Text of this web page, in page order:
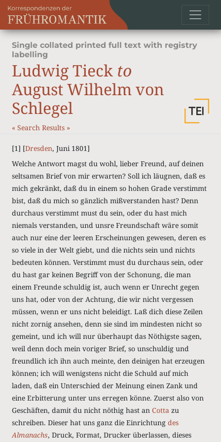
Single collated printed full text with registry
labelling
Ludwig Tieck to
August Wilhelm von
Schlegel
« Search Results »
[1] [Dresden, Juni 1801]
Welche Antwort magst du wohl, lieber Freund, auf deinen
seltsamen Brief von mir erwarten? Soll ich läugnen, daß es
mich gekränkt, daß du in einem so hohen Grade verstimmt
bist, daß du mich so gänzlich mißverstanden hast? Denn
durchaus verstimmt must du sein, oder du hast mich
niemals verstanden, und unsre Freundschaft wäre somit
auch nur eine der leeren Erscheinungen gewesen, deren es
so viele in der Welt giebt, und die nichts sein und nichts
bedeuten können. Verstimmt must du durchaus sein, oder
du hast gar keinen Begriff von der Schonung, die man
einem Freunde schuldig ist, auch wenn er Unrecht gegen
uns hat, oder von der Achtung, die wir nicht vergessen
müssen, wenn er uns nicht beleidigt. Laß dich diese Zeilen
nicht zornig ansehen, denn sie sind im mindesten nicht so
gemeint, und ich will nur überhaupt das Nöthigste sagen,
weil denn doch mein voriger Brief, so unschuldig und
freundlich ich ihn auch meinte, den deinigen hat erzeugen
können; ich will wenigstens nicht die Schuld auf mich
laden, daß ein Unterschied der Meinung einen Zank und
eine Erbitterung unter uns erregen könne. Zuerst also von
Geschäften, damit du nicht nöthig hast an Cotta zu
schreiben. Dieser hat uns ganz die Einrichtung des
Almanachs, Druck, Format, Drucker überlassen, dieses